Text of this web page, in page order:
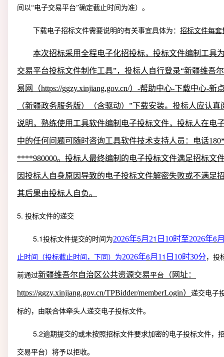
间以“电子交易平台”确定截止时间为准）。
下载电子招标文件需要说明的有关事宜具体为： 招标文件每套
本次招标采用全程电子化招投标，投标文件编制工具
交易平台投标文件制作工具”，投标人自行登录“新疆维吾
易网（https://ggzy.xinjiang.gov.cn/） -帮助中心-下载中心-新
（新疆政务服务版）（含驱动）”下载安装。投标人应认
说明，熟练使用工具软件编制电子投标文件，投标人在电
中的任何问题可随时咨询工具软件技术支持人员：电话
****980000。投标人最终编制的电子投标文件满足招标文
因投标人自身原因导致的电子投标文件解密失败或不满足
其后果由投标人自负。
5. 投标文件的递交
5.1 投标文件提交的时间为2026年5月 21 日 10时至2026年6
止时间（投标截止时间，下同）为2026年6月 11 日 10时30分 ，投
前通过新疆维吾尔自治区公共资源交易平台 （网址：
https://ggzy.xinjiang.gov.cn/TPBidder/memberLogin） 递交电子
标的，由联合体牵头人递交电子投标文件。
5.2逾期提交的或未按照招标文件要求加密的电子投标文件，
交易平台）将予以拒收。